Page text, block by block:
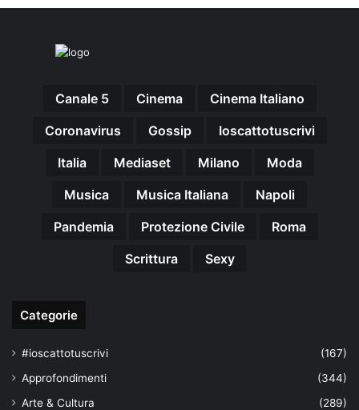
Canale 5 Cinema
Cinema Italiano
Coronavirus
Gossip
Ioscattotuscrivi
Italia
Mediaset Milano
Moda
Musica
Musica Italiana
Napoli
Pandemia
Protezione Civile
Roma
Scrittura
Sexy
Categorie
#ioscattotuscrivi
(167)
Approfondimenti
(344)
Arte & Cultura
(289)